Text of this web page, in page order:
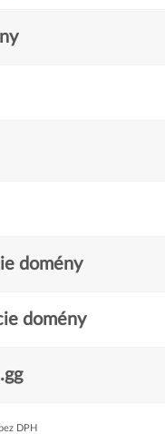
domény
domény
DPH